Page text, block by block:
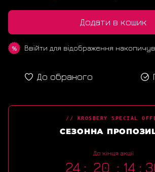
Додати в кошик
% Ввійти для відображення
До обраного
// KROSBERY SPECIAL
СЕЗОННА
До кінця акції
24 20 14